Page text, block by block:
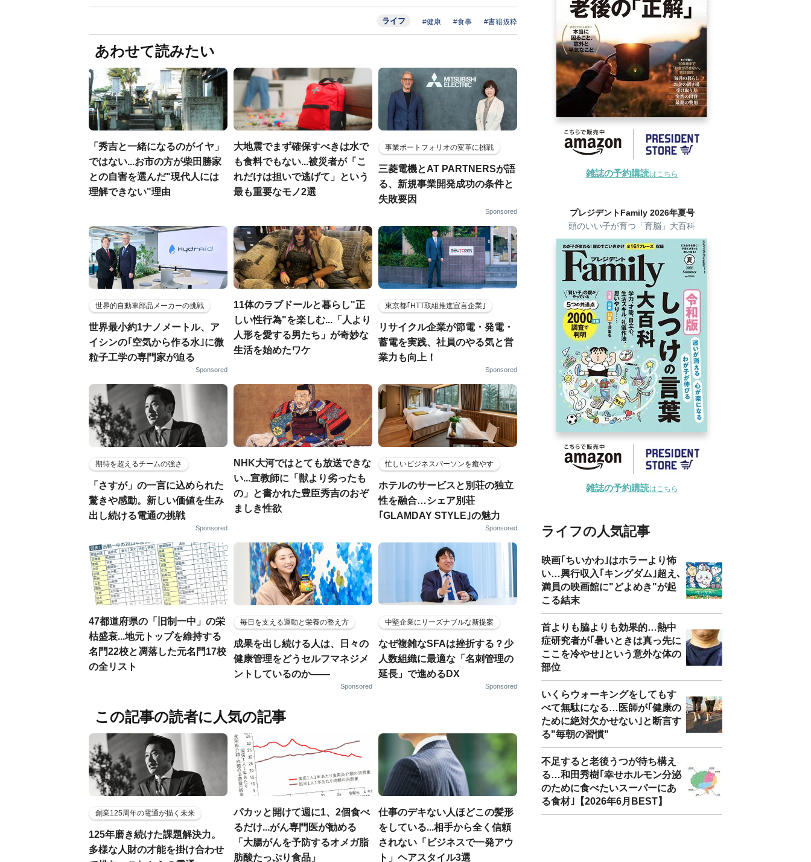
ライフ #健康 #食事 #書籍抜粋
あわせて読みたい
「秀吉と一緒になるのがイヤ」
ではない...お市の方が柴田勝家
との自害を選んだ"現代人には
理解できない"理由
大地震でまず確保すべきは水で
も食料でもない...被災者が「こ
れだけは担いで逃げて」という
最も重要なモノ2選
事業ポートフォリオの変革に挑戦
三菱電機とAT PARTNERSが語
る、新規事業開発成功の条件と
失敗要因
Sponsored
世界的自動車部品メーカーの挑戦
世界最小約1ナノメートル、ア
イシンの｢空気から作る水｣に微
粒子工学の専門家が迫る
Sponsored
11体のラブドールと暮らし"正
しい性行為"を楽しむ...「人より
人形を愛する男たち」が奇妙な
生活を始めたワケ
東京都｢HTT取組推進宣言企業｣
リサイクル企業が節電・発電・
蓄電を実践、社員のやる気と営
業力も向上！
Sponsored
期待を超えるチームの強さ
「さすが」の一言に込められた
驚きや感動。新しい価値を生み
出し続ける電通の挑戦
Sponsored
NHK大河ではとても放送できな
い...宣教師に「獣より劣ったも
の」と書かれた豊臣秀吉のおぞ
ましき性欲
忙しいビジネスパーソンを癒やす
ホテルのサービスと別荘の独立
性を融合…シェア別荘
｢GLAMDAY STYLE｣の魅力
Sponsored
47都道府県の「旧制一中」の栄
枯盛衰...地元トップを維持する
名門22校と凋落した元名門17校
の全リスト
毎日を支える運動と栄養の整え方
成果を出し続ける人は、日々の
健康管理をどうセルフマネジメ
ントしているのか——
Sponsored
中堅企業にリーズナブルな新提案
なぜ複雑なSFAは挫折する？少
人数組織に最適な「名刺管理の
延長」で進めるDX
Sponsored
この記事の読者に人気の記事
創業125周年の電通が描く未来
125年磨き続けた課題解決力。
多様な人財の才能を掛け合わせ
パカッと開けて週に1、2個食べ
るだけ...がん専門医が勧める
「大腸がんを予防するオメガ脂
肪酸たっぷり食品」
仕事のデキない人ほどこの髪形
をしている...相手から全く信頼
されない「ビジネスで一発アウ
ト」ヘアスタイル3選
雑誌の予約購読はこちら
プレジデントFamily 2026年夏号
頭のいい子が育つ「育脳」大百科
雑誌の予約購読はこちら
ライフの人気記事
映画｢ちいかわ｣はホラーより怖
い…興行収入｢キングダム｣超え､
満員の映画館に"どよめき"が起
こる結末
首よりも脇よりも効果的…熱中
症研究者が｢暑いときは真っ先に
ここを冷やせ｣という意外な体の
部位
いくらウォーキングをしてもす
べて無駄になる…医師が｢健康の
ために絶対欠かせない｣と断言す
る"毎朝の習慣"
不足すると老後うつが待ち構え
る…和田秀樹｢幸せホルモン分泌
のために食べたいスーパーにあ
る食材｣【2026年6月BEST】